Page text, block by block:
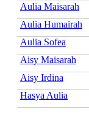
Aulia Maisarah
Aulia Humairah
Aulia Sofea
Aisy Maisarah
Aisy Irdina
Hasya Aulia